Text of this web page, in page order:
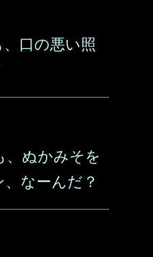
口の悪い照
、ぬかみそを
なーんだ？